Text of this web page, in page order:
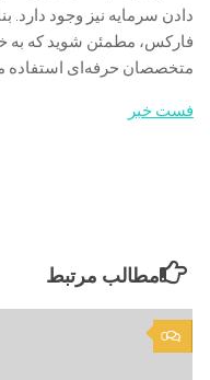
دادن سرمایه نیز وجود دارد.
فارکس، مطمئن شوید که به
متخصصان حرفه‌ای استفاده
فست خبر
مطالب مرتبط
0